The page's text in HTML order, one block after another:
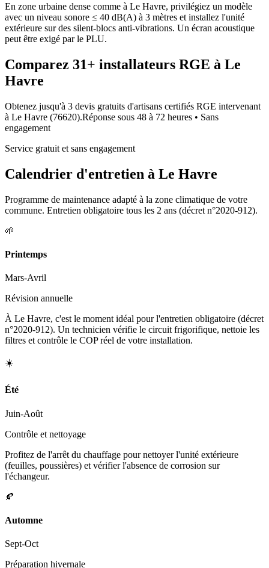
En zone urbaine dense comme à Le Havre, privilégiez un modèle
avec un niveau sonore ≤ 40 dB(A) à 3 mètres et installez l'unité
extérieure sur des silent-blocs anti-vibrations. Un écran acoustique
peut être exigé par le PLU.
Comparez 31+ installateurs RGE à Le
Havre
Obtenez jusqu'à 3 devis gratuits d'artisans certifiés RGE intervenant
à Le Havre (76620).Réponse sous 48 à 72 heures • Sans
engagement
Service gratuit et sans engagement
Calendrier d'entretien à Le Havre
Programme de maintenance adapté à la zone climatique de votre
commune. Entretien obligatoire tous les 2 ans (décret n°2020-912).
🌱
Printemps
Mars-Avril
Révision annuelle
À Le Havre, c'est le moment idéal pour l'entretien obligatoire (décret
n°2020-912). Un technicien vérifie le circuit frigorifique, nettoie les
filtres et contrôle le COP réel de votre installation.
☀️
Été
Juin-Août
Contrôle et nettoyage
Profitez de l'arrêt du chauffage pour nettoyer l'unité extérieure
(feuilles, poussières) et vérifier l'absence de corrosion sur
l'échangeur.
🍂
Automne
Sept-Oct
Préparation hivernale